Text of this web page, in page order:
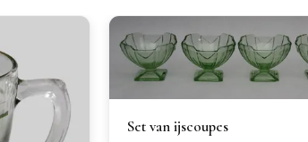
Set van ijscoupes